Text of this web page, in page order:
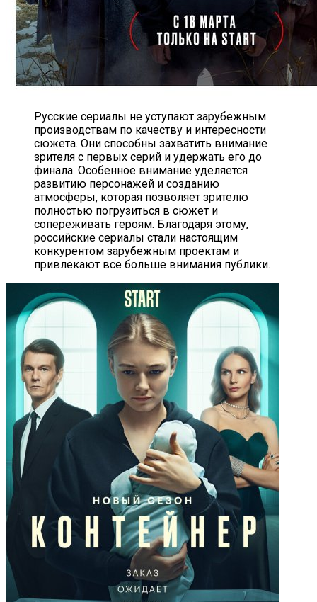
Русские сериалы не уступают зарубежным
производствам по качеству и интересности
сюжета. Они способны захватить внимание
зрителя с первых серий и удержать его до
финала. Особенное внимание уделяется
развитию персонажей и созданию
атмосферы, которая позволяет зрителю
полностью погрузиться в сюжет и
сопереживать героям. Благодаря этому,
российские сериалы стали настоящим
конкурентом зарубежным проектам и
привлекают все больше внимания публики.